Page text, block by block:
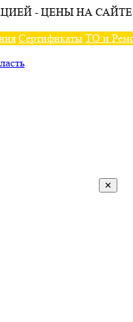
- ЦЕНЫ НА
Сертификаты ТО и
✕